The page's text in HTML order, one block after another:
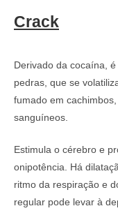
Crack
Derivado da cocaína,
pedras, que se
fumado em
sanguíneos.
Estimula o cérebro e
onipotência. Há
ritmo da respiração e
regular pode levar à